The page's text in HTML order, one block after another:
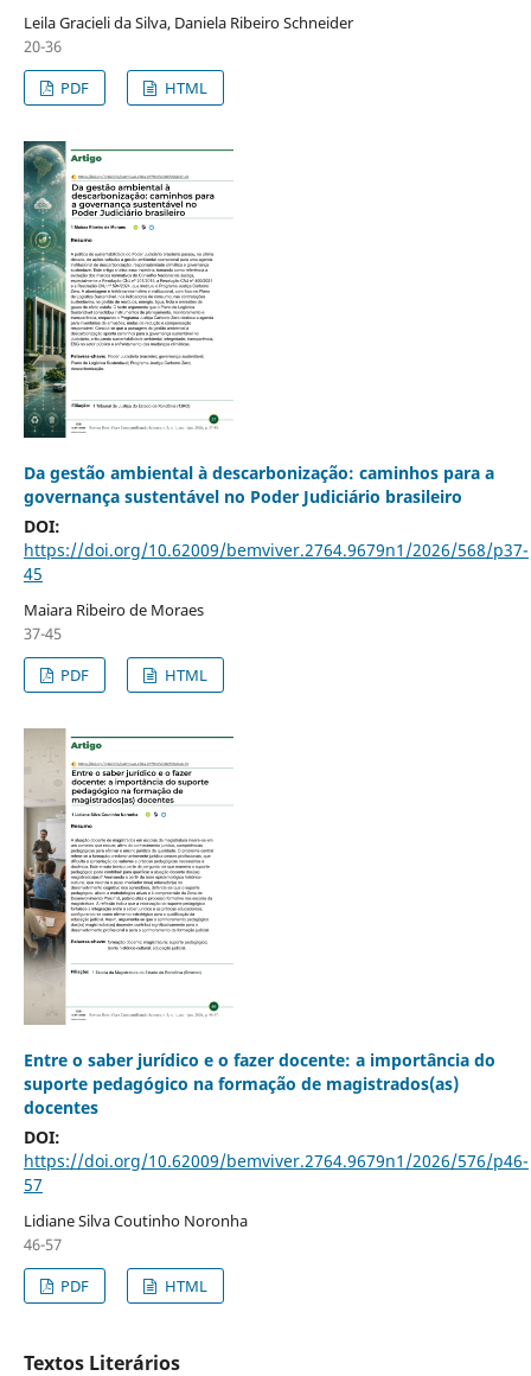
Leila Gracieli da Silva, Daniela Ribeiro Schneider
20-36
PDF
HTML
Da gestão ambiental à descarbonização: caminhos para a
governança sustentável no Poder Judiciário brasileiro
DOI:
https://doi.org/10.62009/bemviver.2764.9679n1/2026/568/p37-
45
Maiara Ribeiro de Moraes
37-45
PDF
HTML
Entre o saber jurídico e o fazer docente: a importância do
suporte pedagógico na formação de magistrados(as)
docentes
DOI:
https://doi.org/10.62009/bemviver.2764.9679n1/2026/576/p46-
57
Lidiane Silva Coutinho Noronha
46-57
PDF
HTML
Textos Literários